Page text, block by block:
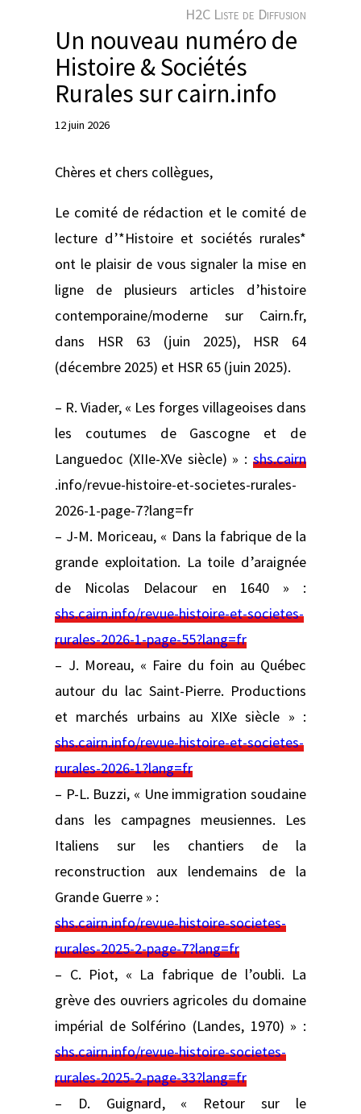
H2C Liste de Diffusion
Un nouveau numéro de
Histoire & Sociétés
Rurales sur cairn.info
12 juin 2026
Chères et chers collègues,
Le comité de rédaction et le comité de
lecture d’*Histoire et sociétés rurales*
ont le plaisir de vous signaler la mise en
ligne de plusieurs articles d’histoire
contemporaine/moderne sur Cairn.fr,
dans HSR 63 (juin 2025), HSR 64
(décembre 2025) et HSR 65 (juin 2025).
– R. Viader, « Les forges villageoises dans
les coutumes de Gascogne et de
Languedoc (XIIe-XVe siècle) » : shs.cairn
.info/revue-histoire-et-societes-rurales-
2026-1-page-7?lang=fr
– J-M. Moriceau, « Dans la fabrique de la
grande exploitation. La toile d’araignée
de Nicolas Delacour en 1640 » :
shs.cairn.info/revue-histoire-et-societes-
rurales-2026-1-page-55?lang=fr
– J. Moreau, « Faire du foin au Québec
autour du lac Saint-Pierre. Productions
et marchés urbains au XIXe siècle » :
shs.cairn.info/revue-histoire-et-societes-
rurales-2026-1?lang=fr
– P-L. Buzzi, « Une immigration soudaine
dans les campagnes meusiennes. Les
Italiens sur les chantiers de la
reconstruction aux lendemains de la
Grande Guerre » :
shs.cairn.info/revue-histoire-societes-
rurales-2025-2-page-7?lang=fr
– C. Piot, « La fabrique de l’oubli. La
grève des ouvriers agricoles du domaine
impérial de Solférino (Landes, 1970) » :
shs.cairn.info/revue-histoire-societes-
rurales-2025-2-page-33?lang=fr
– D. Guignard, « Retour sur le